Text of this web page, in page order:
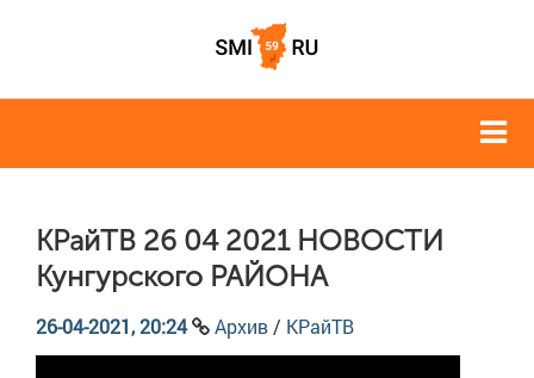
КРайТВ 26 04 2021 НОВОСТИ
Кунгурского РАЙОНА
26-04-2021, 20:24 Архив / КРайТВ